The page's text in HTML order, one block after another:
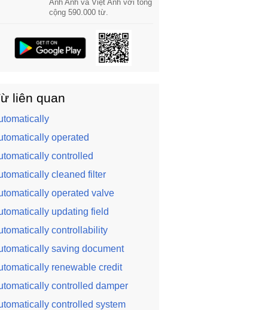
Anh Anh và Việt Anh với tổng
cộng 590.000 từ.
liên quan
operated
controlled
cleaned filter
operated valve
updating field
controllability
saving document
renewable credit
controlled damper
controlled system